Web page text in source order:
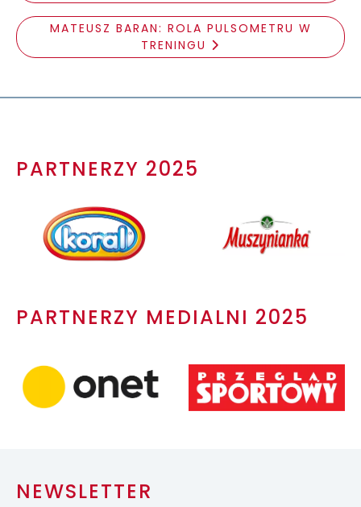
MATEUSZ BARAN: ROLA PULSOMETRU W
TRENINGU
PARTNERZY 2025
PARTNERZY MEDIALNI 2025
NEWSLETTER